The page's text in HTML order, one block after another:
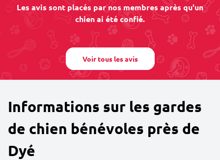
Les avis sont placés par nos membres après qu'un
chien ai été confié.
Voir tous les avis
Informations sur les gardes
de chien bénévoles près de
Dyé